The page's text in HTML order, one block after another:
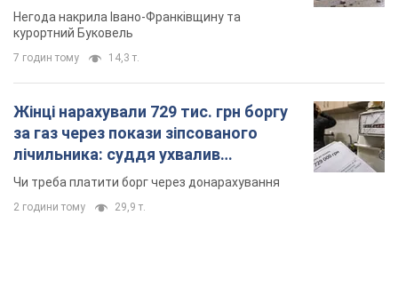
Відео
Негода накрила Івано-Франківщину та
курортний Буковель
7 годин тому 14,3 т.
Жінці нарахували 729 тис. грн боргу
за газ через покази зіпсованого
лічильника: суддя ухвалив
неочікуване рішення
Чи треба платити борг через донарахування
2 години тому 29,9 т.